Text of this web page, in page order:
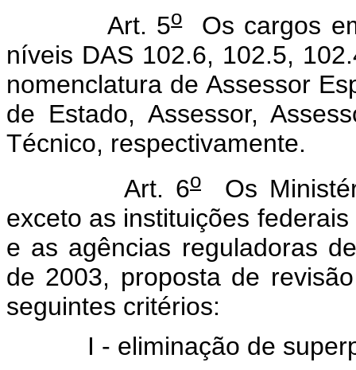
Art. 5oOs cargos
níveis DAS 102.6, 102.5,
nomenclatura de Assessor
de Estado, Assessor,
Técnico, respectivamente.
Art. 6o Os
exceto as instituições
e as agências reguladoras
de 2003, proposta de
seguintes critérios:
I - eliminação de